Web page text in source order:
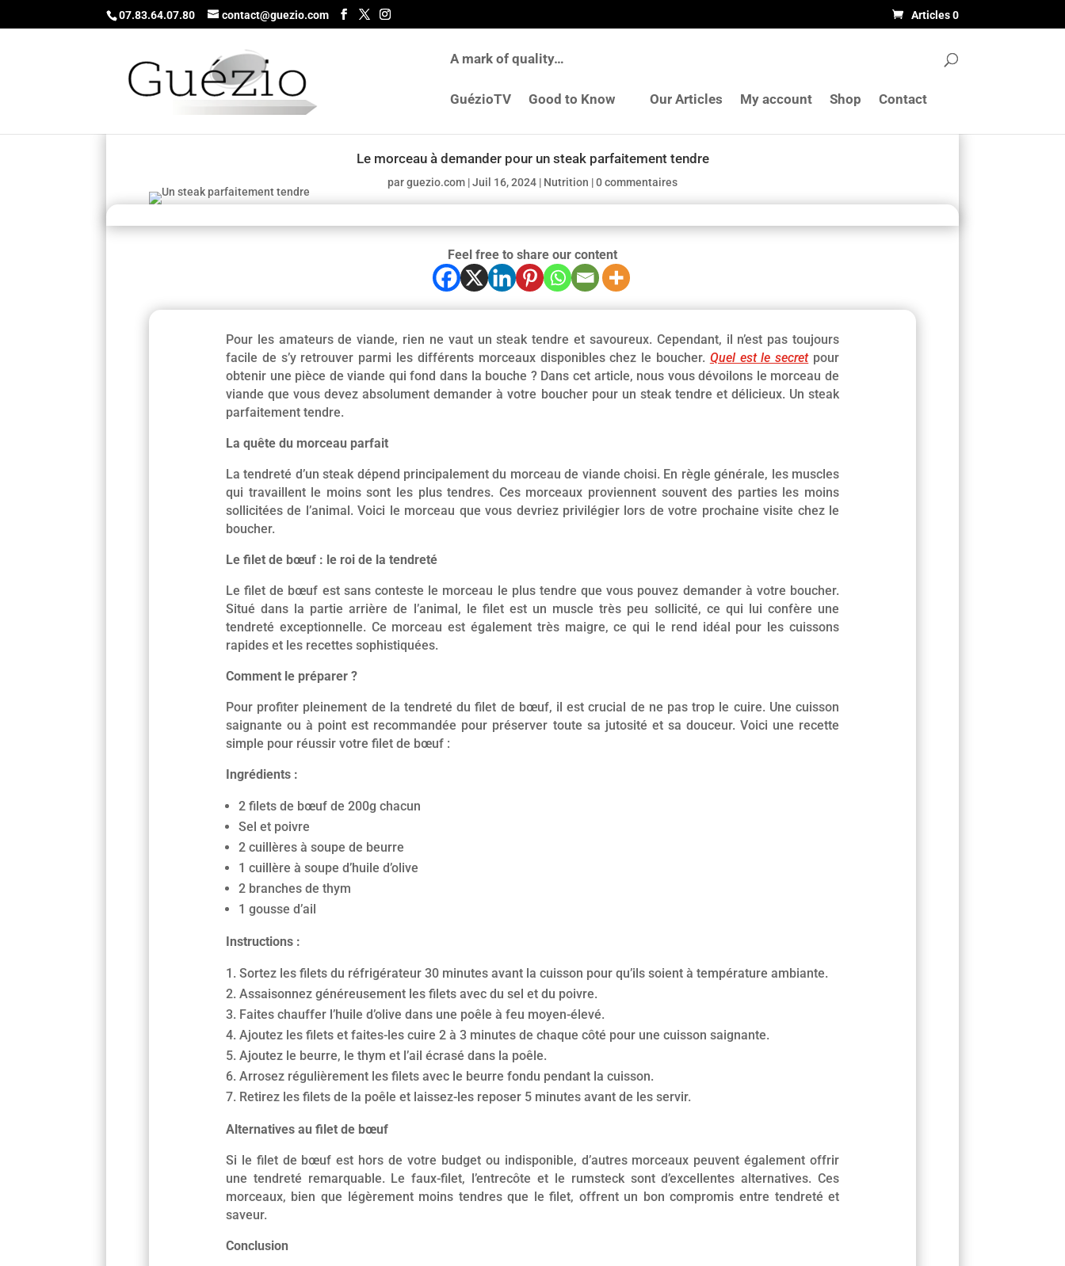
07.83.64.07.80 contact@guezio.com Articles 0
A mark of quality…
GuézioTV Good to Know Our Articles My account Shop Contact
Le morceau à demander pour un steak parfaitement tendre
parguezio.com |Juil 16, 2024 | Nutrition |0 commentaires
Feel free to share our content
Pour les amateurs de viande, rien ne vaut un steak tendre et savoureux. Cependant, il n’est pas toujours
facile de s’y retrouver parmi les différents morceaux disponibles chez le boucher. Quel est le secretpour
obtenir une pièce de viande qui fond dans la bouche ? Dans cet article, nous vous dévoilons le morceau de
viande que vous devez absolument demander à votre boucher pour un steak tendre et délicieux. Un steak
parfaitement tendre.
La quête du morceau parfait
La tendreté d’un steak dépend principalement du morceau de viande choisi. En règle générale, les muscles
qui travaillent le moins sont les plus tendres. Ces morceaux proviennent souvent des parties les moins
sollicitées de l’animal. Voici le morceau que vous devriez privilégier lors de votre prochaine visite chez le
boucher.
Le filet de bœuf : le roi de la tendreté
Le filet de bœuf est sans conteste le morceau le plus tendre que vous pouvez demander à votre boucher.
Situé dans la partie arrière de l’animal, le filet est un muscle très peu sollicité, ce qui lui confère une
tendreté exceptionnelle. Ce morceau est également très maigre, ce qui le rend idéal pour les cuissons
rapides et les recettes sophistiquées.
Comment le préparer ?
Pour profiter pleinement de la tendreté du filet de bœuf, il est crucial de ne pas trop le cuire. Une cuisson
saignante ou à point est recommandée pour préserver toute sa jutosité et sa douceur. Voici une recette
simple pour réussir votre filet de bœuf :
Ingrédients :
2 filets de bœuf de 200g chacun
Sel et poivre
2 cuillères à soupe de beurre
1 cuillère à soupe d’huile d’olive
2 branches de thym
1 gousse d’ail
Instructions :
Sortez les filets du réfrigérateur 30 minutes avant la cuisson pour qu’ils soient à température ambiante.
Assaisonnez généreusement les filets avec du sel et du poivre.
Faites chauffer l’huile d’olive dans une poêle à feu moyen-élevé.
Ajoutez les filets et faites-les cuire 2 à 3 minutes de chaque côté pour une cuisson saignante.
Ajoutez le beurre, le thym et l’ail écrasé dans la poêle.
Arrosez régulièrement les filets avec le beurre fondu pendant la cuisson.
Retirez les filets de la poêle et laissez-les reposer 5 minutes avant de les servir.
Alternatives au filet de bœuf
Si le filet de bœuf est hors de votre budget ou indisponible, d’autres morceaux peuvent également offrir
une tendreté remarquable. Le faux-filet, l’entrecôte et le rumsteck sont d’excellentes alternatives. Ces
morceaux, bien que légèrement moins tendres que le filet, offrent un bon compromis entre tendreté et
saveur.
Conclusion